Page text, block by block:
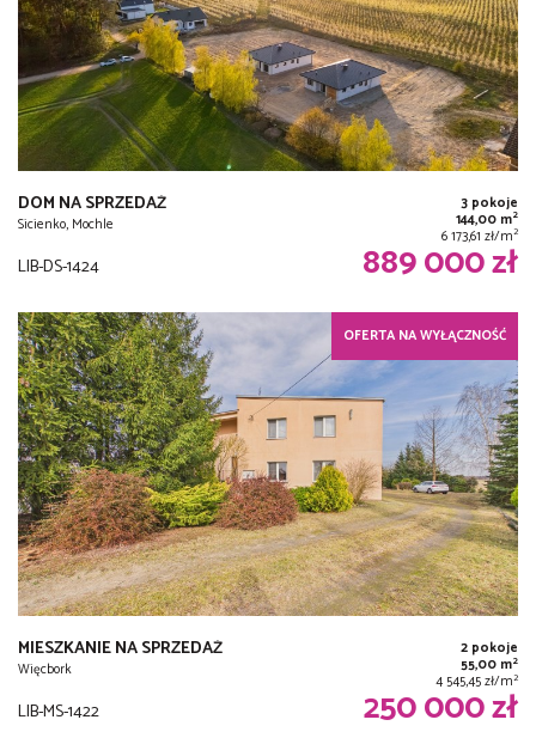
DOM NA SPRZEDAŻ
Sicienko, Mochle
3 pokoje
144,00 m2
6 173,61 zł/m2
LIB-DS-1424 889 000 zł
OFERTA NA WYŁĄCZNOŚĆ
MIESZKANIE NA SPRZEDAŻ
Więcbork
2 pokoje
55,00 m2
4 545,45 zł/m2
LIB-MS-1422 250 000 zł